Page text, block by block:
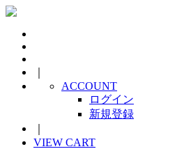
ACCOUNT
ログイン
新規登録
VIEW CART